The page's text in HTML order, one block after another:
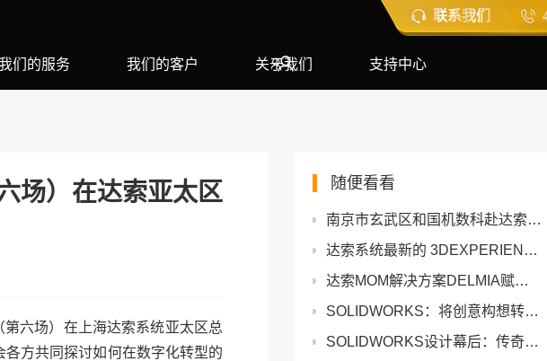
联系我们
们的服务 我们的客户 关于我们 支持中心
场）在达索亚太区
六场）在上海达索系统亚太区总
方共同探讨如何在数字化转型的
随便看看
南京市玄武区和国机数科赴达索系统亚太区总部参观交流
达索系统最新的 3DEXPERIENCE 实验室孵化器，庆祝创新十年
达索MOM解决方案DELMIA赋能哪吒汽车迈向全球化智能制造
SOLIDWORKS：将创意构想转化为可制造的实体成果案例
SOLIDWORKS设计幕后：传奇漂移车手揭秘行业制胜秘诀